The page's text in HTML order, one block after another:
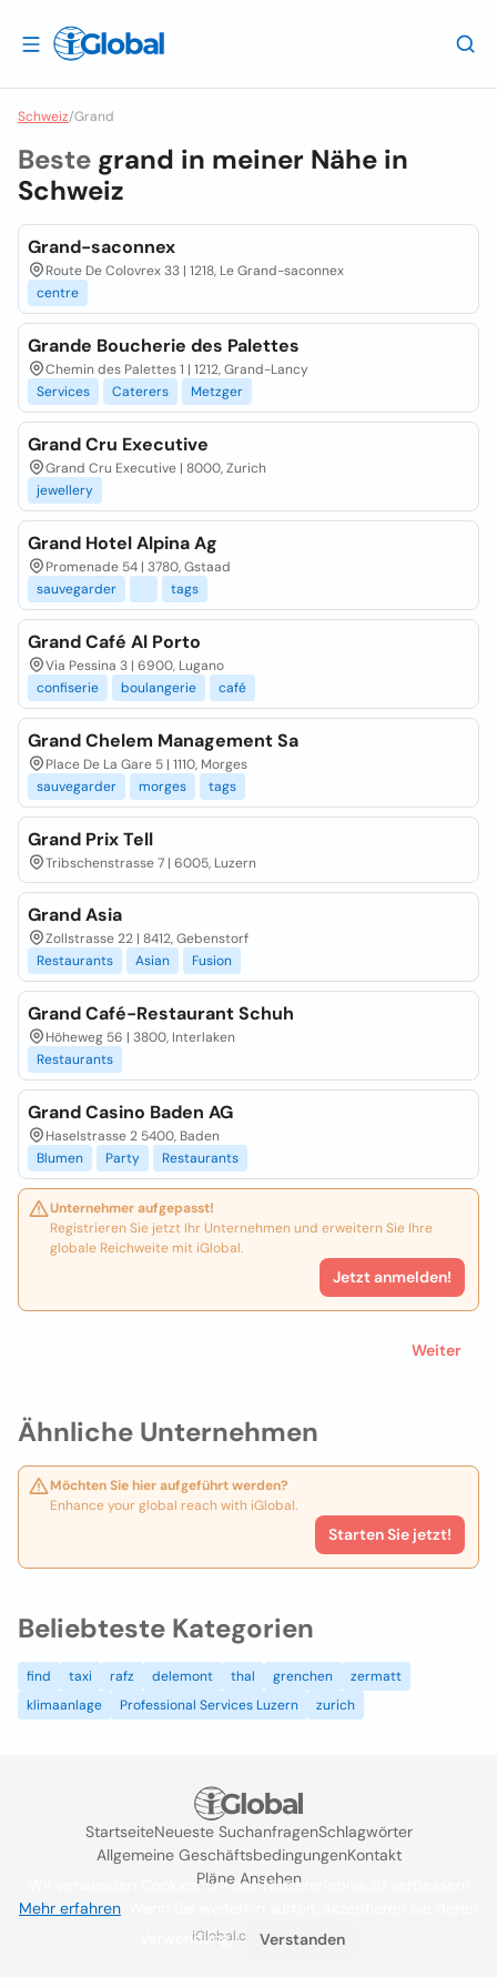
Schweiz/Grand
Ähnliche Unternehmen
Möchten Sie hier aufgeführt werden?
Enhance your global reach with iGlobal.
Starten Sie jetzt!
Beste grand in meiner Nähe in
Schweiz
Grand-saconnex
Route De Colovrex 33 | 1218, Le Grand-saconnex
centre
Grande Boucherie des Palettes
Chemin des Palettes 1 | 1212, Grand-Lancy
Services
Caterers Metzger
Grand Cru Executive
Grand Cru Executive | 8000, Zurich
jewellery
Grand Hotel Alpina Ag
Promenade 54 | 3780, Gstaad
sauvegarder
tags
Grand Café Al Porto
Via Pessina 3 | 6900, Lugano
confiserie
boulangerie café
Grand Chelem Management Sa
Place De La Gare 5 | 1110, Morges
sauvegarder
morges tags
Grand Prix Tell
Tribschenstrasse 7 | 6005, Luzern
Grand Asia
Zollstrasse 22 | 8412, Gebenstorf
Restaurants
Asian Fusion
Grand Café-Restaurant Schuh
Höheweg 56 | 3800, Interlaken
Restaurants
Grand Casino Baden AG
Haselstrasse 2 5400, Baden
Blumen
Party Restaurants
Unternehmer aufgepasst!
Registrieren Sie jetzt Ihr Unternehmen und erweitern Sie Ihre
globale Reichweite mit iGlobal.
Jetzt anmelden!
Weiter
Beliebteste Kategorien
find taxi rafz delemont thal grenchen
zermatt
klimaanlage
Professional Services Luzern zurich
StartseiteNeueste SuchanfragenSchlagwörter
Allgemeine GeschäftsbedingungenKontakt
Pläne Ansehen
iGlobal.co @ 2024
Wir verwenden Cookies, um das Nutzererlebnis zu verbessern
Mehr erfahren
Verwendung.
Verstanden